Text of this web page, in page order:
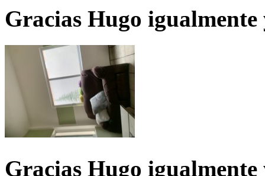
Gracias Hugo igualmente
Gracias Hugo igualmente